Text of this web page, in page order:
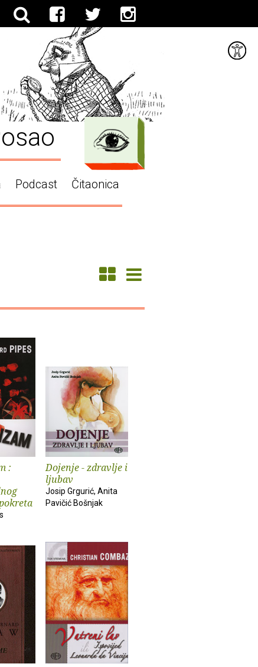
Podcast Čitaonica
:
Dojenje - zdravlje i
ljubav
Josip Grgurić, Anita
Pavičić Bošnjak